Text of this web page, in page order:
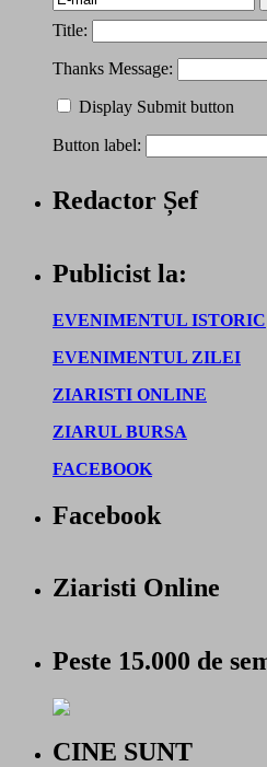
Title:
Thanks Message:
Display Submit button
Button label:
Redactor Șef
Publicist la:
EVENIMENTUL ISTORIC
EVENIMENTUL ZILEI
ZIARISTI ONLINE
ZIARUL BURSA
FACEBOOK
Facebook
Ziaristi Online
Peste 15.000 de
CINE SUNT